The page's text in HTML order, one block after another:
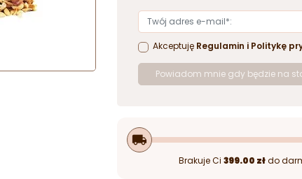
Akceptuję Regulamin i Politykę
Powiadom mnie gdy będzie na
local_shipping
Brakuje Ci 399.00 złdo